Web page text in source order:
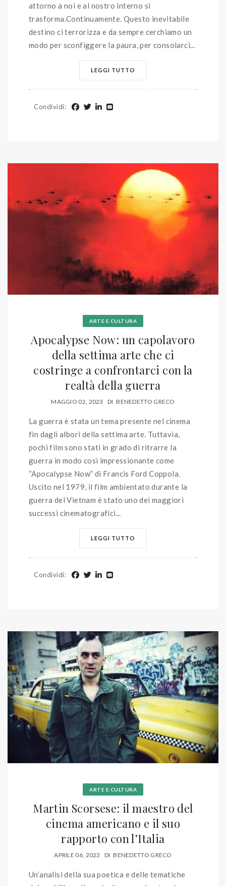
attorno a noi e al nostro interno si
trasforma.Continuamente. Questo inevitabile
destino ci terrorizza e da sempre cerchiamo un
modo per sconfiggere la paura, per consolarci...
LEGGI TUTTO
Condividi:
ARTE E CULTURA
Apocalypse Now: un capolavoro
della settima arte che ci
costringe a confrontarci con la
realtà della guerra
MAGGIO 02, 2023 DI BENEDETTO GRECO
La guerra è stata un tema presente nel cinema
fin dagli albori della settima arte. Tuttavia,
pochi film sono stati in grado di ritrarre la
guerra in modo così impressionante come
“Apocalypse Now” di Francis Ford Coppola.
Uscito nel 1979, il film ambientato durante la
guerra del Vietnam è stato uno dei maggiori
successi cinematografici...
LEGGI TUTTO
Condividi:
ARTE E CULTURA
Martin Scorsese: il maestro del
cinema americano e il suo
rapporto con l’Italia
APRILE 06, 2023 DI BENEDETTO GRECO
Un’analisi della sua poetica e delle tematiche